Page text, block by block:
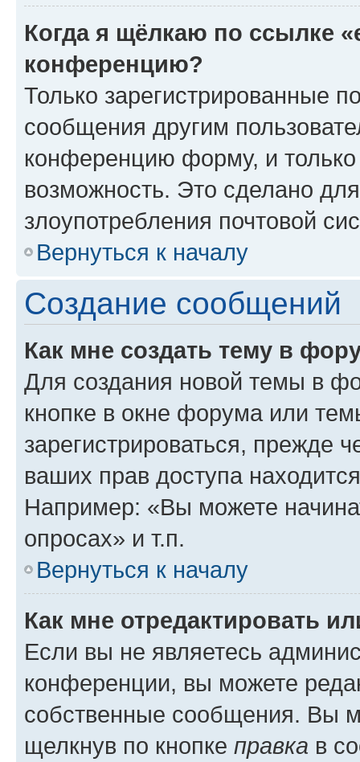
Когда я щёлкаю по ссылке
конференцию?
Только зарегистрированные
сообщения другим
конференцию форму, и
возможность. Это сделано
злоупотребления почтовой
Вернуться к началу
Создание сообщений
Как мне создать тему в
Для создания новой темы в
кнопке в окне форума или
зарегистрироваться, прежде
ваших прав доступа
Например: «Вы можете
опросах» и т.п.
Вернуться к началу
Как мне отредактировать
Если вы не являетесь
конференции, вы можете
собственные сообщения. Вы
щелкнув по кнопке правка в